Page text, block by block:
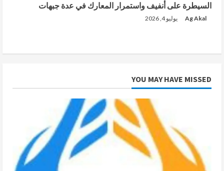
السيطرة على أنفيف واستمرار المعارك في عدة جبهات
Ag Akal يوليو 4, 2026
YOU MAY HAVE MISSED